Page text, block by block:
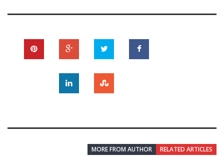
RELATED ARTICLES
MORE FROM AUTHOR